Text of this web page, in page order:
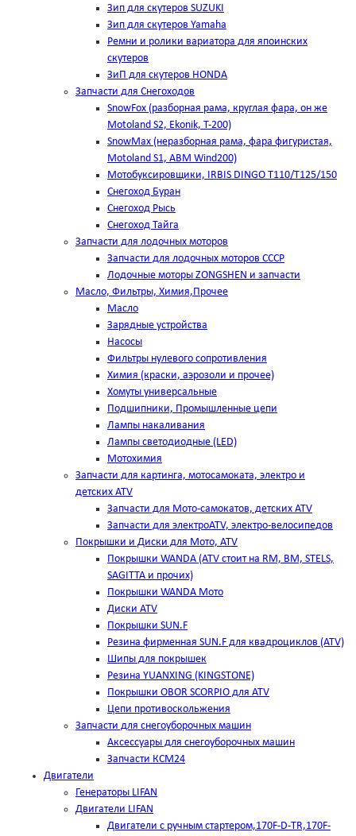
Зип для скутеров SUZUKI
Зип для скутеров Yamaha
Ремни и ролики вариатора для япоинских
скутеров
ЗиП для скутеров HONDA
Запчасти для Снегоходов
SnowFox (разборная рама, круглая фара, он же
Motoland S2, Ekonik, T-200)
SnowMax (неразборная рама, фара фигуристая,
Motoland S1, ABM Wind200)
Мотобуксировщики, IRBIS DINGO Т110/Т125/150
Снегоход Буран
Снегоход Рысь
Снегоход Тайга
Запчасти для лодочных моторов
Запчасти для лодочных моторов СССР
Лодочные моторы ZONGSHEN и запчасти
Масло, Фильтры, Химия,Прочее
Масло
Зарядные устройства
Насосы
Фильтры нулевого сопротивления
Химия (краски, аэрозоли и прочее)
Хомуты универсальные
Подшипники, Промышленные цепи
Лампы накаливания
Лампы светодиодные (LED)
Мотохимия
Запчасти для картинга, мотосамоката, электро и
детских ATV
Запчасти для Мото-самокатов, детских ATV
Запчасти для электроATV, электро-велосипедов
Покрышки и Диски для Мото, ATV
Покрышки WANDA (АТV стоит на RM, BM, STELS,
SAGITTA и прочих)
Покрышки WANDA Мото
Диски ATV
Покрышки SUN.F
Резина фирменная SUN.F для квадроциклов (АТV)
Шипы для покрышек
Резина YUANXING (KINGSTONE)
Покрышки OBOR SCORPIO для ATV
Цепи противоскольжения
Запчасти для снегоуборочных машин
Аксессуары для снегоуборочных машин
Запчасти КСМ24
Двигатели
Генераторы LIFAN
Двигатели LIFAN
Двигатели с ручным стартером,170F-D-TR,170F-